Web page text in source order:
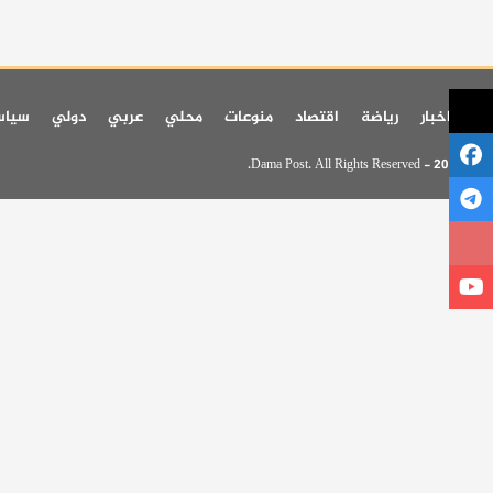
اخر اخبار رياضة اقتصاد منوعات محلي عربي دولي
© 2026 - Dama Post. All Rights Reserved.